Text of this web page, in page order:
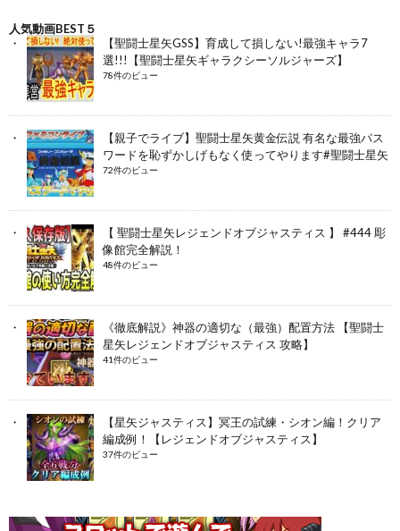
人気動画BEST５
【聖闘士星矢GSS】育成して損しない!最強キャラ7
選!!!【聖闘士星矢ギャラクシーソルジャーズ】
78件のビュー
【親子でライブ】聖闘士星矢黄金伝説 有名な最強パス
ワードを恥ずかしげもなく使ってやります#聖闘士星矢
72件のビュー
【 聖闘士星矢レジェンドオブジャスティス 】 #444 彫
像館完全解説！
48件のビュー
《徹底解説》神器の適切な（最強）配置方法 【聖闘士
星矢レジェンドオブジャスティス 攻略】
41件のビュー
【星矢ジャスティス】冥王の試練・シオン編！クリア
編成例！【レジェンドオブジャスティス】
37件のビュー